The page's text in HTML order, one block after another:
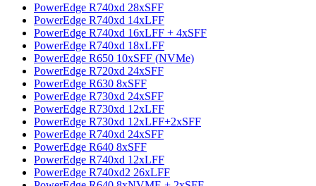
PowerEdge R740xd 28xSFF
PowerEdge R740xd 14xLFF
PowerEdge R740xd 16xLFF + 4xSFF
PowerEdge R740xd 18xLFF
PowerEdge R650 10xSFF (NVMe)
PowerEdge R720xd 24xSFF
PowerEdge R630 8xSFF
PowerEdge R730xd 24xSFF
PowerEdge R730xd 12xLFF
PowerEdge R730xd 12xLFF+2xSFF
PowerEdge R740xd 24xSFF
PowerEdge R640 8xSFF
PowerEdge R740xd 12xLFF
PowerEdge R740xd2 26xLFF